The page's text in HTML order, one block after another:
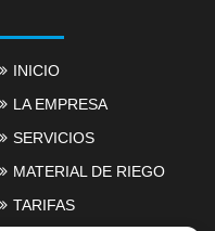
INICIO
LA EMPRESA
SERVICIOS
MATERIAL DE RIEGO
TARIFAS